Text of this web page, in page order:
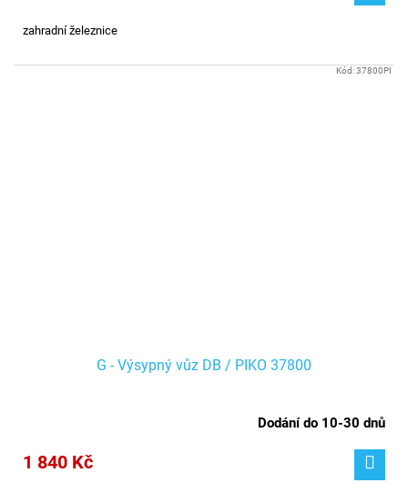
zahradní železnice
G - Výsypný vůz DB / PIKO 37800
Dodání do 10-30 dnů
1 840 Kč
Kód:37800PI